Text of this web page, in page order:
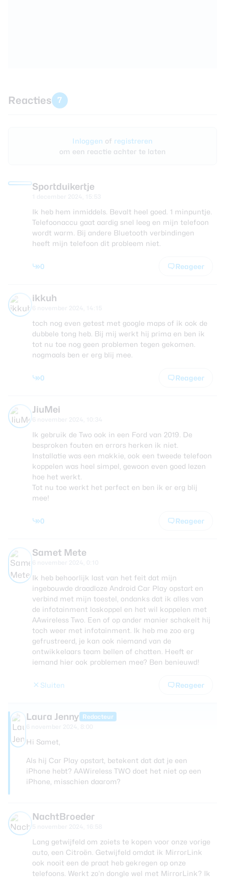
Reacties 7
Inloggen of registreren
om een reactie achter te laten
Sportduikertje
Ik heb hem inmiddels. Bevalt heel goed. 1 minpuntje.
Telefoonaccu gaat aardig snel leeg en mijn telefoon
wordt warm. Bij andere Bluetooth verbindingen
heeft mijn telefoon dit probleem niet.
0 Reageer
ikkuh
toch nog even getest met google maps of ik ook de
dubbele tong heb. Bij mij werkt hij prima en ben ik
tot nu toe nog geen problemen tegen gekomen.
nogmaals ben er erg blij mee.
0 Reageer
JiuMei
Ik gebruik de Two ook in een Ford van 2019. De
besproken fouten en errors herken ik niet.
Installatie was een makkie, ook een tweede telefoon
koppelen was heel simpel, gewoon even goed lezen
hoe het werkt.
Tot nu toe werkt het perfect en ben ik er erg blij
mee!
0 Reageer
Samet Mete
Ik heb behoorlijk last van het feit dat mijn
ingebouwde draadloze Android Car Play opstart en
verbind met mijn toestel, ondanks dat ik alles van
de infotainment loskoppel en het wil koppelen met
AAwireless Two. Een of op ander manier schakelt hij
toch weer met infotainment. Ik heb me zoo erg
gefrustreerd, je kan ook niemand van de
ontwikkelaars team bellen of chatten. Heeft er
iemand hier ook problemen mee? Ben benieuwd!
Sluiten Reageer
Laura Jenny Redacteur
Hi Samet,
Als hij Car Play opstart, betekent dat dat je een
iPhone hebt? AAWireless TWO doet het niet op een
iPhone, misschien daarom?
NachtBroeder
Lang getwijfeld om zoiets te kopen voor onze vorige
auto, een Citroën. Getwijfeld omdat ik MirrorLink
ook nooit een de praat heb gekregen op onze
telefoons. Werkt zo’n dongle wel met MirrorLink? Ik